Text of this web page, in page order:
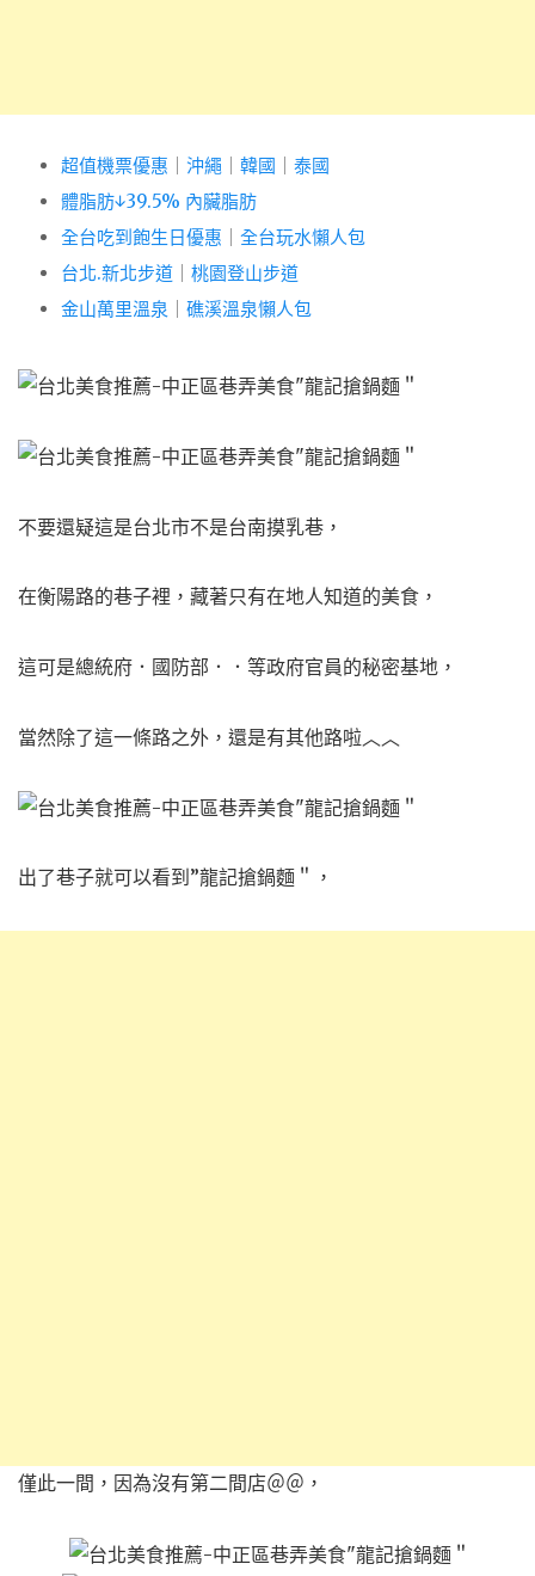
超值機票優惠 沖繩 韓國
泰國
體脂肪↓39.5% 內臟脂肪
全台吃到飽生日優惠
全台玩水懶人包
台北.新北步道
桃園登山步道
金山萬里溫泉
礁溪溫泉懶人包
不要還疑這是台北市不是台南摸乳巷，
在衡陽路的巷子裡，藏著只有在地人知道的美食，
這可是總統府．國防部．．等政府官員的秘密基地，
當然除了這一條路之外，還是有其他路啦︿︿
出了巷子就可以看到”龍記搶鍋麵＂，
僅此一間，因為沒有第二間店＠＠，